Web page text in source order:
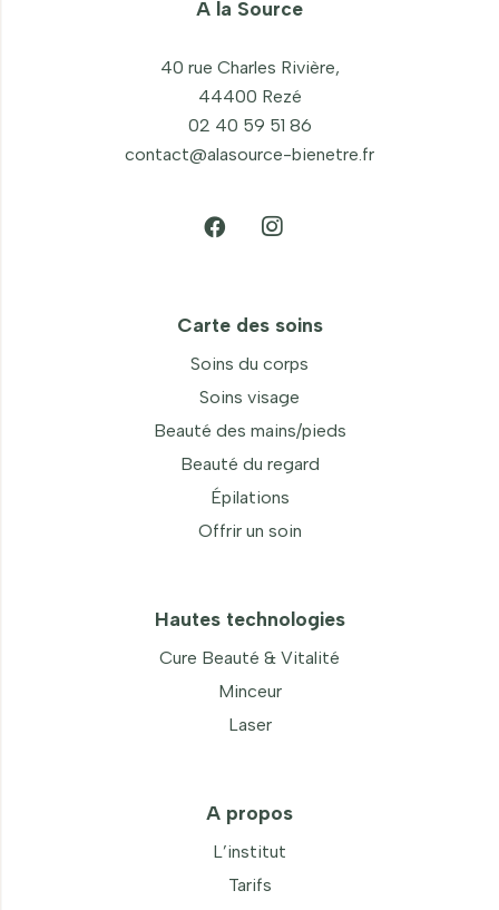
A la Source
40 rue Charles Rivière,
44400 Rezé
02 40 59 51 86
contact@alasource-bienetre.fr
Carte des soins
Soins du corps
Soins visage
Beauté des mains/pieds
Beauté du regard
Épilations
Offrir un soin
Hautes technologies
Cure Beauté & Vitalité
Minceur
Laser
A propos
L’institut
Tarifs